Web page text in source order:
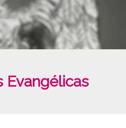
Evangélicas